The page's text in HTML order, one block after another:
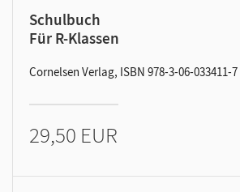
Schulbuch
Für R-Klassen
Cornelsen Verlag, ISBN 978-3-06-033411-7
29,50 EUR